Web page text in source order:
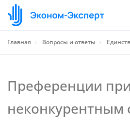
Главная › Вопросы и ответы ›
Преференции
неконкурентным